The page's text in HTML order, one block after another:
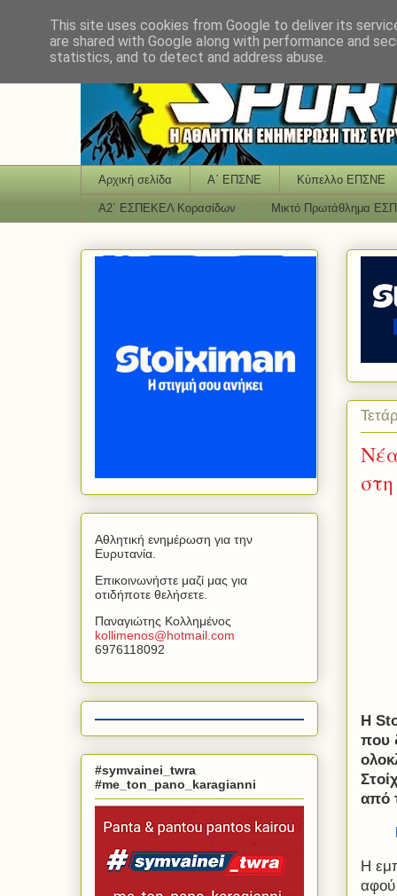
Αρχική σελίδα Α΄ ΕΠΣΝΕ Κύπελλο ΕΠΣΝΕ
Α2΄ ΕΣΠΕΚΕΛ Κορασίδων Μικτό Πρωτάθλημα
Η
που
από
Η
Αθλητική ενημέρωση για την
Ευρυτανία.
Επικοινωνήστε μαζί μας για
οτιδήποτε θελήσετε.
Παναγιώτης Κολλημένος
kollimenos@hotmail com
6976118092
#symvainei_twra
#me_ton_pano_karagianni
This site uses cookies from Google to deliver its
are shared with Google along with performance and
statistics, and to detect and address abuse.